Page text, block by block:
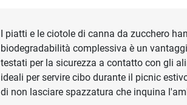
I piatti e le ciotole di canna da zucchero
biodegradabilità complessiva è un
testati per la sicurezza a contatto con gli
ideali per servire cibo durante il picnic
di non lasciare spazzatura che inquina